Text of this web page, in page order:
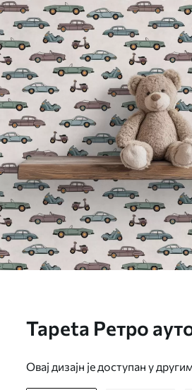
Tapeta Ретро
Овај дизајн је доступан у